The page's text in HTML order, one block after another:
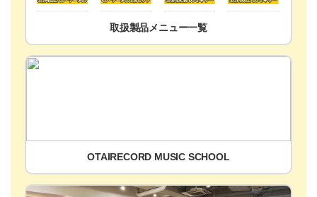
取扱製品メニュー一覧
OTAIRECORD MUSIC SCHOOL